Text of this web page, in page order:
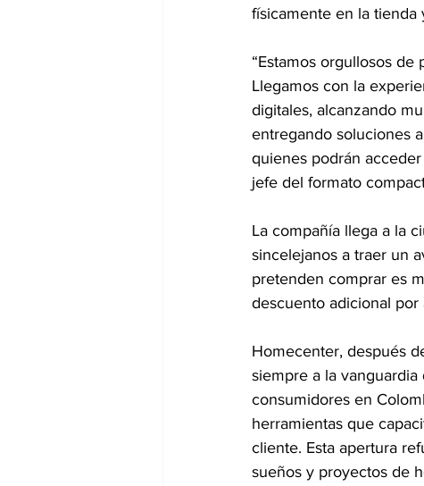
físicamente en la tienda
“Estamos orgullosos
Llegamos con la
digitales, alcanzando
entregando soluciones
quienes podrán
jefe del formato
La compañía llega a la
sincelejanos a traer un
pretenden comprar es
descuento adicional por
Homecenter, después
siempre a la
consumidores en
herramientas que
cliente. Esta apertura
sueños y proyectos de